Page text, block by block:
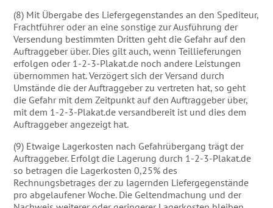
(8) Mit Übergabe des Liefergegenstandes an den Spediteur,
Frachtführer oder an eine sonstige zur Ausführung der
Versendung bestimmten Dritten geht die Gefahr auf den
Auftraggeber über. Dies gilt auch, wenn Teillieferungen
erfolgen oder 1-2-3-Plakat.de noch andere Leistungen
übernommen hat. Verzögert sich der Versand durch
Umstände die der Auftraggeber zu vertreten hat, so geht
die Gefahr mit dem Zeitpunkt auf den Auftraggeber über,
mit dem 1-2-3-Plakat.de versandbereit ist und dies dem
Auftraggeber angezeigt hat.
(9) Etwaige Lagerkosten nach Gefahrübergang trägt der
Auftraggeber. Erfolgt die Lagerung durch 1-2-3-Plakat.de
so betragen die Lagerkosten 0,25% des
Rechnungsbetrages der zu lagernden Liefergegenstände
pro abgelaufener Woche. Die Geltendmachung und der